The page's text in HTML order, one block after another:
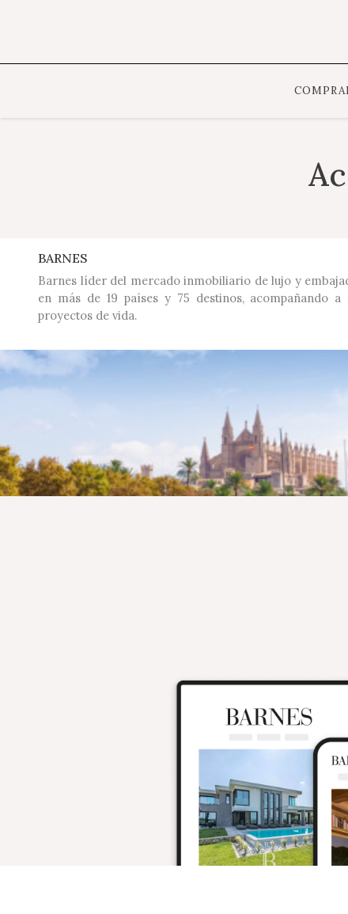
BARNES
Barnes líder del mercado inmobiliario de lujo y
en más de 19 países y 75 destinos, acompañando
proyectos de vida.